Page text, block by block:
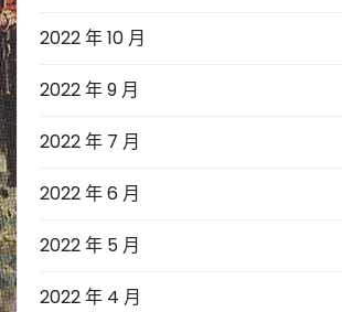
2022 年 10 月
2022 年 9 月
2022 年 7 月
2022 年 6 月
2022 年 5 月
2022 年 4 月